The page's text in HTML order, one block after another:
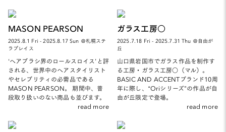
MASON PEARSON
2025.8.1 Fri - 2025.8.17 Sun ＠札幌ステ
ラプレイス
‘ヘアブラシ界のロールスロイス’と評
される、世界中のヘアスタイリスト
やセレブリティの必需品である
MASON PEARSON。 期間中、普
段取り扱いのない商品も並びます。
read more
ガラス工房○
2025.7.18 Fri - 2025.7.31 Thu ＠自由が
丘
山口県岩国市でガラス作品を制作す
る工房・ガラス工房○（マル）。
BASIC AND ACCENTブランド10周
年に際し、“Oriシリーズ”の作品が自
由が丘限定で登場。
read more